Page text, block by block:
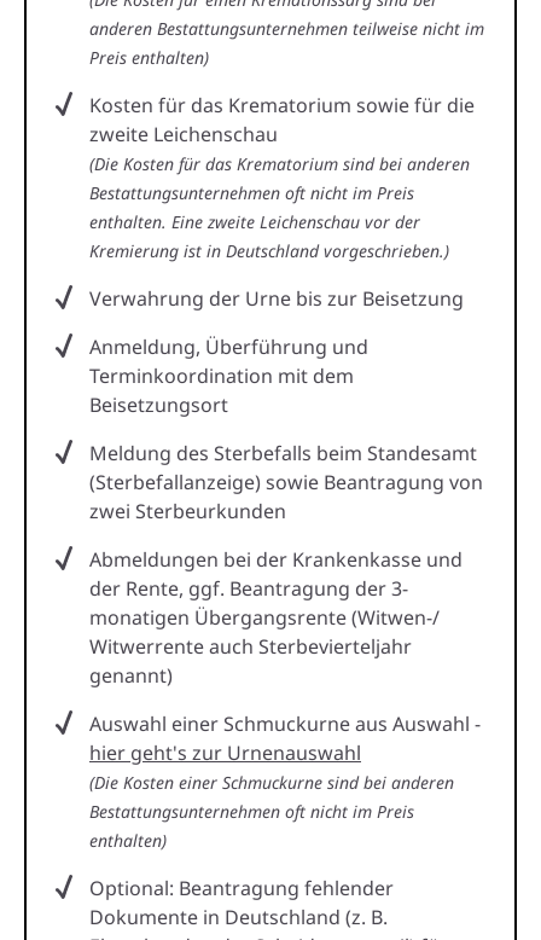
anderen Bestattungsunternehmen teilweise nicht im
Preis enthalten)
Kosten für das Krematorium sowie für die
zweite Leichenschau
(Die Kosten für das Krematorium sind bei anderen
Bestattungsunternehmen oft nicht im Preis
enthalten. Eine zweite Leichenschau vor der
Kremierung ist in Deutschland vorgeschrieben.)
Verwahrung der Urne bis zur Beisetzung
Anmeldung, Überführung und
Terminkoordination mit dem
Beisetzungsort
Meldung des Sterbefalls beim Standesamt
(Sterbefallanzeige) sowie Beantragung von
zwei Sterbeurkunden
Abmeldungen bei der Krankenkasse und
der Rente, ggf. Beantragung der 3-
monatigen Übergangsrente (Witwen-/
Witwerrente auch Sterbevierteljahr
genannt)
Auswahl einer Schmuckurne aus Auswahl -
hier geht's zur Urnenauswahl
(Die Kosten einer Schmuckurne sind bei anderen
Bestattungsunternehmen oft nicht im Preis
enthalten)
Optional: Beantragung fehlender
Dokumente in Deutschland (z. B.